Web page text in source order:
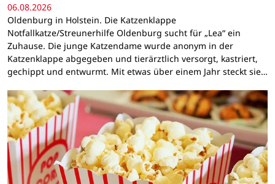
06.08.2026
Oldenburg in Holstein. Die Katzenklappe
Notfallkatze/Streunerhilfe Oldenburg sucht für „Lea“ ein
Zuhause. Die junge Katzendame wurde anonym in der
Katzenklappe abgegeben und tierärztlich versorgt, kastriert,
gechippt und entwurmt. Mit etwas über einem Jahr steckt sie…